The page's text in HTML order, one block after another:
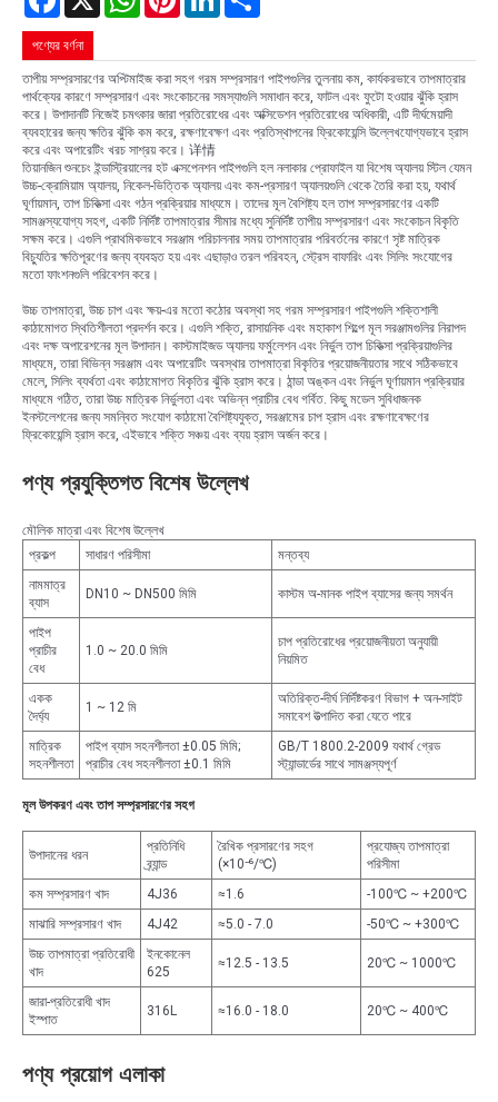
পণ্যের বর্ণনা
তাপীয় সম্প্রসারণের অপ্টিমাইজ করা সহগ গরম সম্প্রসারণ পাইপগুলির তুলনায় কম, কার্যকরভাবে তাপমাত্রার
পার্থক্যের কারণে সম্প্রসারণ এবং সংকোচনের সমস্যাগুলি সমাধান করে, ফাটল এবং ফুটো হওয়ার ঝুঁকি হ্রাস
করে। উপাদানটি নিজেই চমৎকার জারা প্রতিরোধের এবং অক্সিডেশন প্রতিরোধের অধিকারী, এটি দীর্ঘমেয়াদী
ব্যবহারের জন্য ক্ষতির ঝুঁকি কম করে, রক্ষণাবেক্ষণ এবং প্রতিস্থাপনের ফ্রিকোয়েন্সি উল্লেখযোগ্যভাবে হ্রাস
করে এবং অপারেটিং খরচ সাশ্রয় করে। 详情
তিয়ানজিন শুনচেং ইন্ডাস্ট্রিয়ালের হট এক্সপেনশন পাইপগুলি হল নলাকার প্রোফাইল যা বিশেষ অ্যালয় স্টিল যেমন
উচ্চ-ক্রোমিয়াম অ্যালয়, নিকেল-ভিত্তিক অ্যালয় এবং কম-প্রসারণ অ্যালয়গুলি থেকে তৈরি করা হয়, যথার্থ
ঘূর্ণায়মান, তাপ চিকিত্সা এবং গঠন প্রক্রিয়ার মাধ্যমে। তাদের মূল বৈশিষ্ট্য হল তাপ সম্প্রসারণের একটি
সামঞ্জস্যযোগ্য সহগ, একটি নির্দিষ্ট তাপমাত্রার সীমার মধ্যে সুনির্দিষ্ট তাপীয় সম্প্রসারণ এবং সংকোচন বিকৃতি
সক্ষম করে। এগুলি প্রাথমিকভাবে সরঞ্জাম পরিচালনার সময় তাপমাত্রার পরিবর্তনের কারণে সৃষ্ট মাত্রিক
বিচ্যুতির ক্ষতিপূরণের জন্য ব্যবহৃত হয় এবং এছাড়াও তরল পরিবহন, স্ট্রেস বাফারিং এবং সিলিং সংযোগের
মতো ফাংশনগুলি পরিবেশন করে।
উচ্চ তাপমাত্রা, উচ্চ চাপ এবং ক্ষয়-এর মতো কঠোর অবস্থা সহ গরম সম্প্রসারণ পাইপগুলি শক্তিশালী
কাঠামোগত স্থিতিশীলতা প্রদর্শন করে। এগুলি শক্তি, রাসায়নিক এবং মহাকাশ শিল্পে মূল সরঞ্জামগুলির নিরাপদ
এবং দক্ষ অপারেশনের মূল উপাদান। কাস্টমাইজড অ্যালয় ফর্মুলেশন এবং নির্ভুল তাপ চিকিত্সা প্রক্রিয়াগুলির
মাধ্যমে, তারা বিভিন্ন সরঞ্জাম এবং অপারেটিং অবস্থার তাপমাত্রা বিকৃতির প্রয়োজনীয়তার সাথে সঠিকভাবে
মেলে, সিলিং ব্যর্থতা এবং কাঠামোগত বিকৃতির ঝুঁকি হ্রাস করে। ঠান্ডা অঙ্কন এবং নির্ভুল ঘূর্ণায়মান প্রক্রিয়ার
মাধ্যমে গঠিত, তারা উচ্চ মাত্রিক নির্ভুলতা এবং অভিন্ন প্রাচীর বেধ গর্বিত. কিছু মডেল সুবিধাজনক
ইনস্টলেশনের জন্য সমন্বিত সংযোগ কাঠামো বৈশিষ্ট্যযুক্ত, সরঞ্জামের চাপ হ্রাস এবং রক্ষণাবেক্ষণের
ফ্রিকোয়েন্সি হ্রাস করে, এইভাবে শক্তি সঞ্চয় এবং ব্যয় হ্রাস অর্জন করে।
পণ্য প্রযুক্তিগত বিশেষ উল্লেখ
মৌলিক মাত্রা এবং বিশেষ উল্লেখ
প্রকল্প
সাধারণ পরিসীমা
মন্তব্য
নামমাত্র
ব্যাস
DN10 ~ DN500 মিমি কাস্টম অ-মানক পাইপ ব্যাসের জন্য সমর্থন
পাইপ
প্রাচীর
বেধ
1.0 ~ 20.0 মিমি
চাপ প্রতিরোধের প্রয়োজনীয়তা অনুযায়ী
নিয়মিত
একক
দৈর্ঘ্য
1 ~ 12 মি
অতিরিক্ত-দীর্ঘ নির্দিষ্টকরণ বিভাগ + অন-সাইট
সমাবেশ উত্পাদিত করা যেতে পারে
মাত্রিক
সহনশীলতা
পাইপ ব্যাস সহনশীলতা ±0.05 মিমি;
প্রাচীর বেধ সহনশীলতা ±0.1 মিমি
GB/T 1800.2-2009 যথার্থ গ্রেড
স্ট্যান্ডার্ডের সাথে সামঞ্জস্যপূর্ণ
মূল উপকরণ এবং তাপ সম্প্রসারণের সহগ
উপাদানের ধরন
প্রতিনিধি
ব্র্যান্ড
রৈখিক প্রসারণের সহগ
(×10⁻⁶/℃)
প্রযোজ্য তাপমাত্রা
পরিসীমা
কম সম্প্রসারণ খাদ
4J36 ≈1.6
-100℃ ~ +200℃
মাঝারি সম্প্রসারণ খাদ
4J42 ≈5.0 - 7.0
-50℃ ~ +300℃
উচ্চ তাপমাত্রা প্রতিরোধী
খাদ
ইনকোনেল
625
≈12.5 - 13.5 20℃ ~ 1000℃
জারা-প্রতিরোধী খাদ
ইস্পাত
316L ≈16.0 - 18.0 20℃ ~ 400℃
পণ্য প্রয়োগ এলাকা